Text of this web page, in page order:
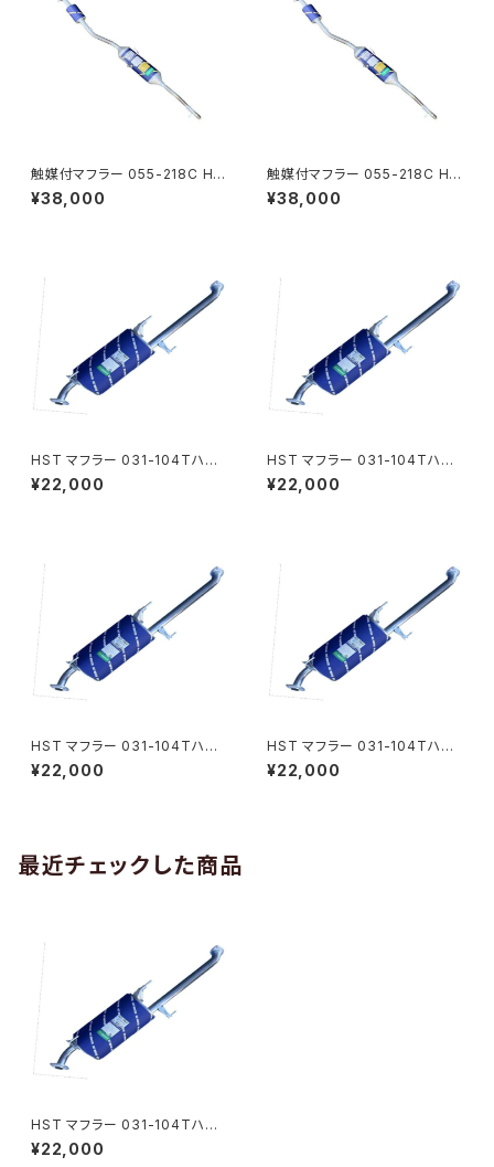
触媒付マフラー 055-218C HS
T製ハイゼット S321V S331V
純正同等 車検対応 本体オール
¥38,000
触媒付マフラー 055-218C HS
T製ハイゼット S321V S331V
純正同等 車検対応 本体オール
¥38,000
HST マフラー 031-104Tハイ
エース TRH223B(2WD) トヨ
タ 本体オールステンレス パイプ
¥22,000
HST マフラー 031-104Tハイ
エース TRH221K(2WD) トヨタ
本体オールステンレス パイプス
¥22,000
HST マフラー 031-104Tハイ
エース TRH224W(2WD)トヨ
タ 本体オールステンレス パイプ
¥22,000
HST マフラー 031-104Tハイ
エースTRH228B(4WD)トヨタ
本体オールステンレス パイプス
¥22,000
最近チェックした商品
HST マフラー 031-104Tハイ
エース TRH226K(4WD)トヨタ
本体オールステンレス パイプス
¥22,000